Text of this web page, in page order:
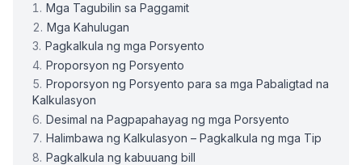
Mga Tagubilin sa Paggamit
Mga Kahulugan
Pagkalkula ng mga Porsyento
Proporsyon ng Porsyento
Proporsyon ng Porsyento para sa mga Pabaligtad na
Kalkulasyon
Desimal na Pagpapahayag ng mga Porsyento
Halimbawa ng Kalkulasyon – Pagkalkula ng mga Tip
Pagkalkula ng kabuuang bill